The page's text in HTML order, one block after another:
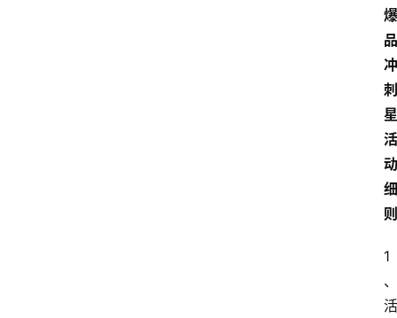
爆
品
冲
刺
星
活
动
细
则
1
、
活